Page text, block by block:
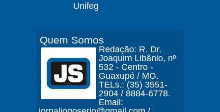
Unifeg
Quem Somos
Redação: R. Dr.
Joaquim Libânio, nº
532 - Centro -
Guaxupé / MG.
TELs.: (35) 3551-
2904 / 8884-6778.
Email: